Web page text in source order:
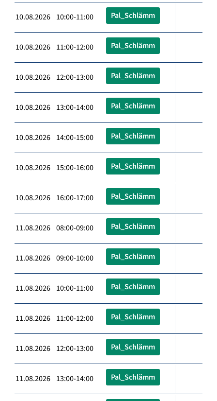
10.08.2026 10:00-11:00 Pal_Schlämm
10.08.2026 11:00-12:00 Pal_Schlämm
10.08.2026 12:00-13:00 Pal_Schlämm
10.08.2026 13:00-14:00 Pal_Schlämm
10.08.2026 14:00-15:00 Pal_Schlämm
10.08.2026 15:00-16:00 Pal_Schlämm
10.08.2026 16:00-17:00 Pal_Schlämm
11.08.2026 08:00-09:00 Pal_Schlämm
11.08.2026 09:00-10:00 Pal_Schlämm
11.08.2026 10:00-11:00 Pal_Schlämm
11.08.2026 11:00-12:00 Pal_Schlämm
11.08.2026 12:00-13:00 Pal_Schlämm
11.08.2026 13:00-14:00 Pal_Schlämm